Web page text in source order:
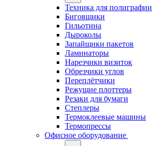
Техника для полиграфии
Биговщики
Гильотина
Дыроколы
Запайщики пакетов
Ламинаторы
Нарезчики визиток
Обрезчики углов
Переплётчики
Режущие плоттеры
Резаки для бумаги
Степлеры
Термоклеевые машины
Термопрессы
Офисное оборудование